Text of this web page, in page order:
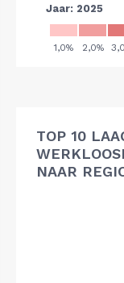
TOP 10
NAAR